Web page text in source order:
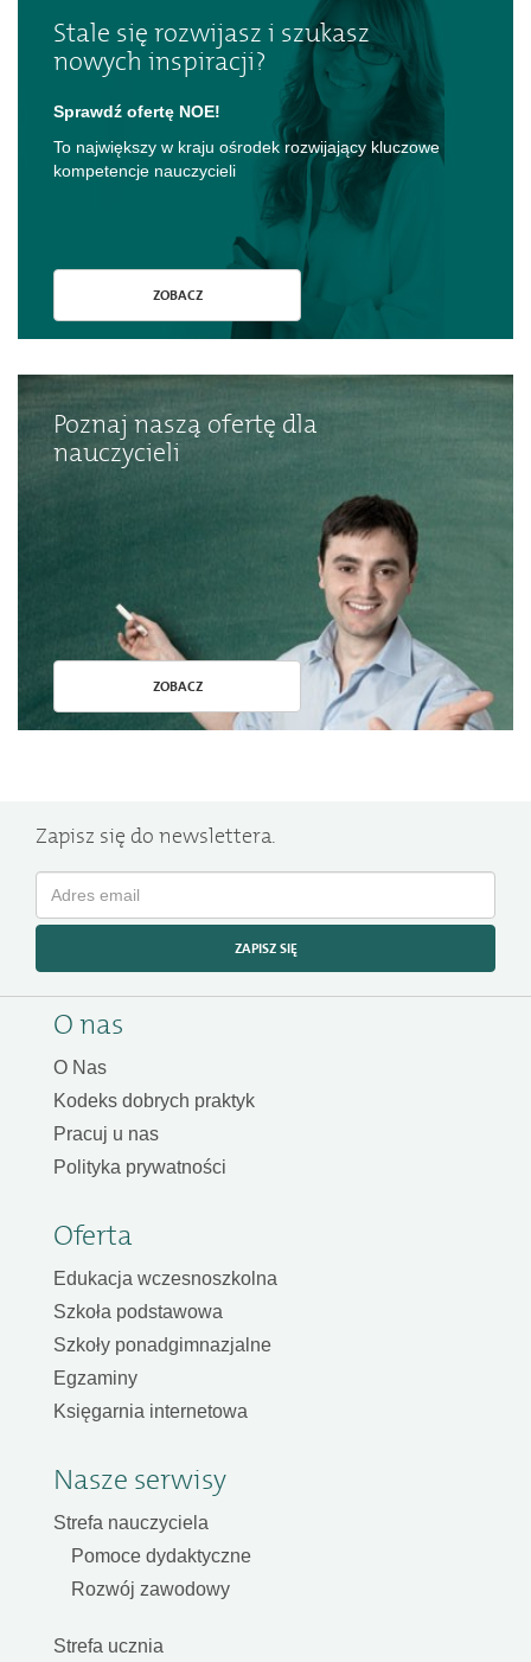
Stale się rozwijasz i szukasz
nowych inspiracji?
Sprawdź ofertę NOE!
To największy w kraju ośrodek rozwijający kluczowe
kompetencje nauczycieli
ZOBACZ
Poznaj naszą ofertę dla
nauczycieli
ZOBACZ
Zapisz się do newslettera.
ZAPISZ SIĘ
O nas
O Nas
Kodeks dobrych praktyk
Pracuj u nas
Polityka prywatności
Oferta
Edukacja wczesnoszkolna
Szkoła podstawowa
Szkoły ponadgimnazjalne
Egzaminy
Księgarnia internetowa
Nasze serwisy
Strefa nauczyciela
Pomoce dydaktyczne
Rozwój zawodowy
Strefa ucznia